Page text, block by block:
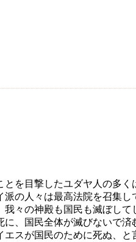
を目撃したユダヤ人の多く
の人々は最高法院を召集
々の神殿も国民も滅ぼして
、国民全体が滅びないで
スが国民のために死ぬ、と